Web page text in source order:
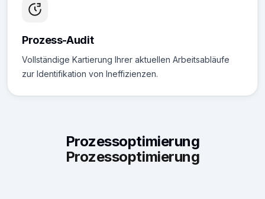
Prozess-Audit
Vollständige Kartierung Ihrer aktuellen Arbeitsabläufe
zur Identifikation von Ineffizienzen.
Prozessoptimierung
Prozessoptimierung